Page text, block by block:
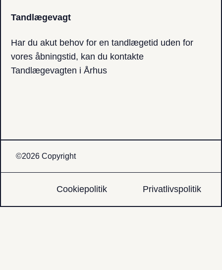
Tandlægevagt
Har du akut behov for en tandlægetid uden for
vores åbningstid, kan du kontakte
Tandlægevagten i Århus
©2026 Copyright
Cookiepolitik Privatlivspolitik